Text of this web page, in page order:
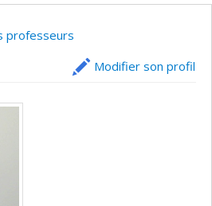
professeurs
Modifier son profil